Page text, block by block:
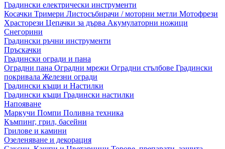
Градински електрически инструменти
Косачки Тримери Листосъбирачи / моторни метли Мотофрези
Храсторези Цепачки за дърва Акумулаторни ножици
Снегорини
Градински ръчни инструменти
Пръскачки
Градински огради и пана
Оградни пана Оградни мрежи Оградни стълбове Градински
покривала Железни огради
Градински къщи и Настилки
Градински къщи Градински настилки
Напояване
Маркучи Помпи Поливна техника
Къмпинг, грил, басейни
Грилове и камини
Озеленяване и декорация